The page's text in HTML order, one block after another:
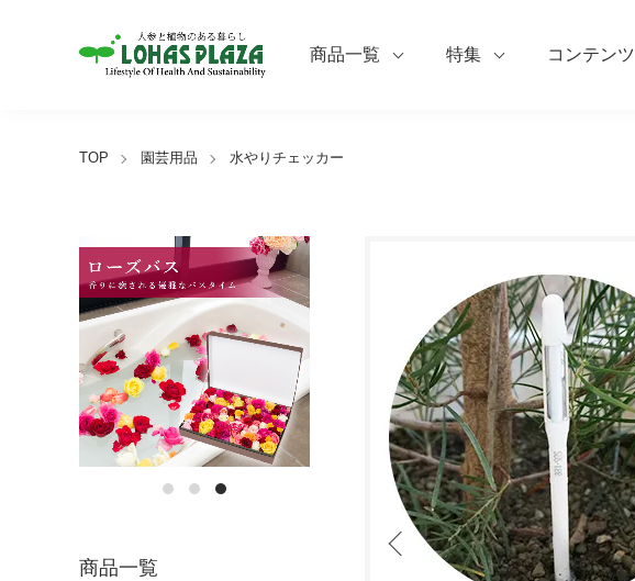
商品一覧 特集 コンテンツ
TOP 園芸用品 水やりチェッカー
商品一覧